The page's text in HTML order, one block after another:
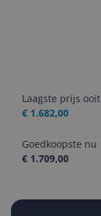
Laagste prijs ooit
€ 1.682,00
Goedkoopste nu
€ 1.709,00